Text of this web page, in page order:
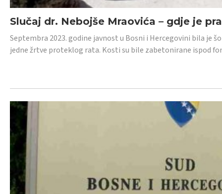
Slučaj dr. Nebojše Mraovića – gdje je
Septembra 2023. godine javnost u Bosni i Hercegovini bila je
jedne žrtve proteklog rata. Kosti su bile zabetonirane ispod